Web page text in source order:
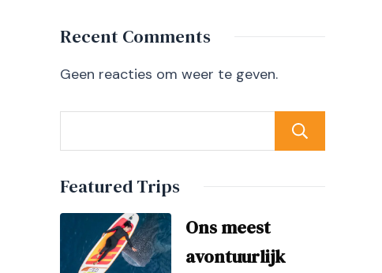
Recent Comments
Geen reacties om weer te geven.
Featured Trips
Ons meest
avontuurlijk